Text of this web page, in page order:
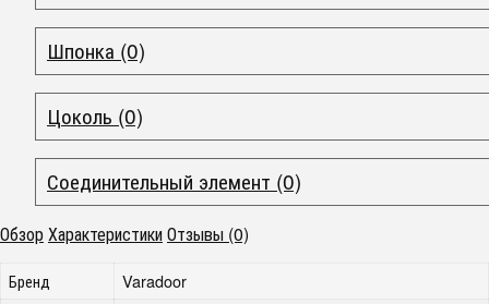
Шпонка (0)
Цоколь (0)
Соединительный элемент (0)
ОбзорХарактеристикиОтзывы (0)
Бренд
Varadoor